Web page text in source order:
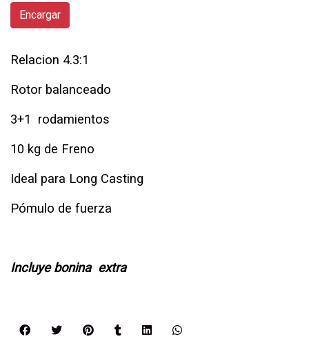
Encargar
Relacion 4.3:1
Rotor balanceado
3+1 rodamientos
10 kg de Freno
Ideal para Long Casting
Pómulo de fuerza
Incluye bonina extra